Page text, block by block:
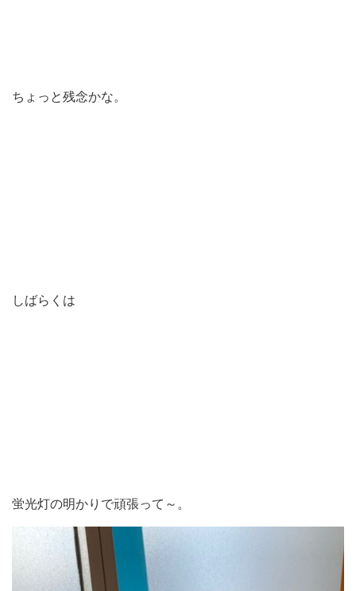
ちょっと残念かな。
しばらくは
蛍光灯の明かりで頑張って～。